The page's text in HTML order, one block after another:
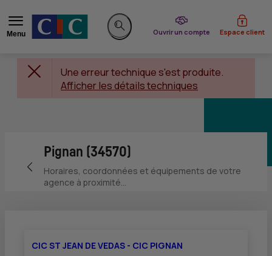
Menu
Rechercher sur le site
Ouvrir un compte
du CIC Espace client
Une erreur technique s'est produite.
Afficher les détails techniques
Retour vers la page précédente
Pignan (34570)
Horaires, coordonnées et équipements de votre
agence à proximité...
CIC ST JEAN DE VEDAS - CIC PIGNAN